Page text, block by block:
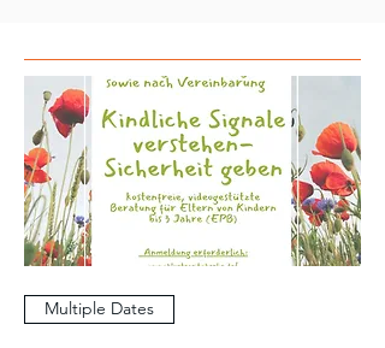
Multiple Dates